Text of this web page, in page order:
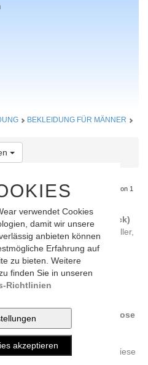
verwendet Cookies
damit wir unsere
anbieten können
Erfahrung auf
zu bieten. Weitere
finden Sie in unseren
Richtlinien
BEKLEIDUNG FÜR MÄNNER
Toggle Dropdown
Alle [ 2 Artikel ] Site 1 von 1
Sports ANTON 2 MEN (black)
und absoluter Top-Seller,
den man sich blind ...
CHF
Sports COPPER SLIM Skihose
Wahl für
Skifahrer ist diese